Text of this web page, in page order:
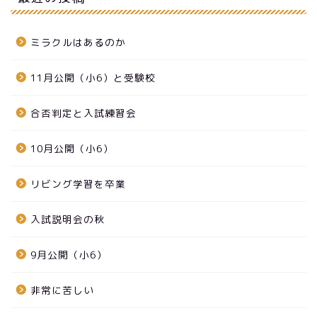
ミラクルはあるのか
11月公開（小6）と受験校
合否判定と入試練習会
10月公開（小6）
リビング学習を卒業
入試説明会の秋
9月公開（小6）
非常に苦しい